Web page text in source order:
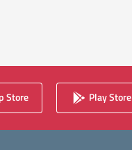
Store Play Store